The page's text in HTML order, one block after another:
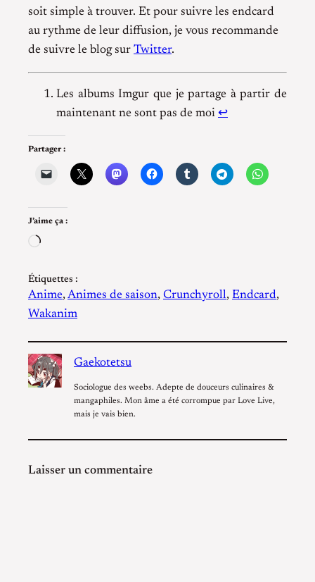
soit simple à trouver. Et pour suivre les endcard
au rythme de leur diffusion, je vous recommande
de suivre le blog sur Twitter.
Les albums Imgur que je partage à partir de
maintenant ne sont pas de moi ↩︎
Partager :
J’aime ça :
Chargement…
Étiquettes :
Anime, Animes de saison, Crunchyroll, Endcard
Wakanim
Gaekotetsu
Sociologue des weebs. Adepte de douceurs culinaires &
mangaphiles. Mon âme a été corrompue par Love Live,
mais je vais bien.
Laisser un commentaire